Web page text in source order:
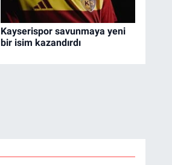
Kayserispor savunmaya yeni
bir isim kazandırdı